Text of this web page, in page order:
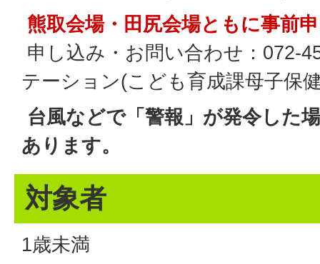
熊取会場・田尻会場ともに事前
申し込み・お問い合わせ：072-
テーション(こども育成課母子保
台風などで「警報」が発令した
あります。
対象者
1歳未満